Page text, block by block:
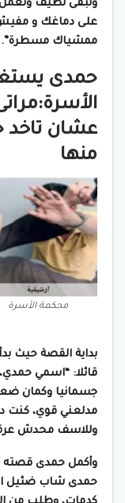
وتبقى لطيف وتعمل
على دماغك و مفيش
ممشياك مسطرة”.
حمدى
عشان تاخد
منها
محكمة الأسرة
بداية القصة حيث
قائلا: “اسمي
جسمانيا وكمان
مدلعني قوي، كنت
وللاسف محدش
وأكمل حمدى قصته